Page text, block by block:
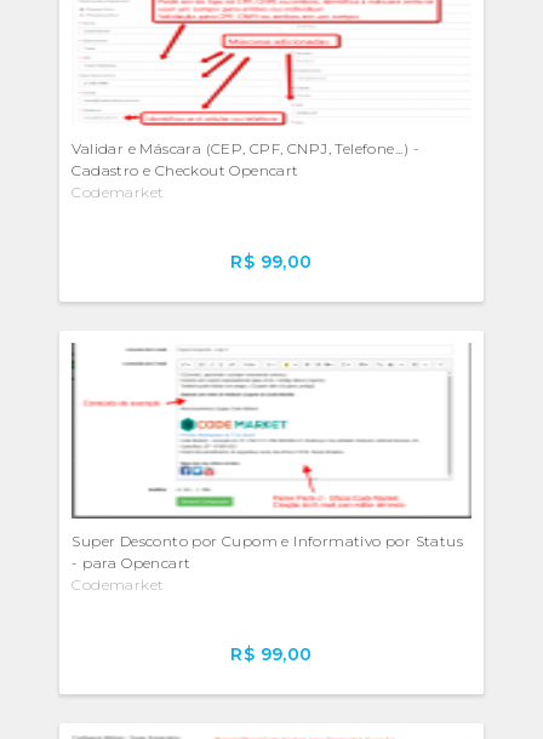
Validar e Máscara (CEP, CPF, CNPJ, Telefone...) -
Cadastro e Checkout Opencart
Codemarket
R$ 99,00
Super Desconto por Cupom e Informativo por Status
- para Opencart
Codemarket
R$ 99,00